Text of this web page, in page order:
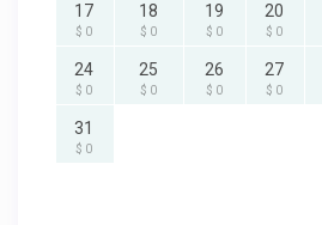
17
$ 0
18
$ 0
19
$ 0
20
$ 0
24
$ 0
25
$ 0
26
$ 0
27
$ 0
31
$ 0